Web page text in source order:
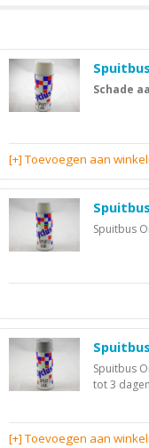
Schade
[+] Toevoegen aan
Spuitbus
Spuitbus
tot 3
[+] Toevoegen aan